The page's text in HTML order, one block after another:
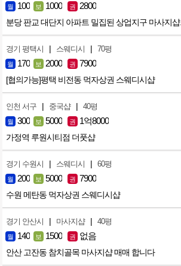
월 100 보 1000 권 2800
분당 판교 대단지 아파트 밀집된 상업지구 마사지샵.
경기 평택시 | 스웨디시 | 70평
월 170 보 2000 권 7900
[협의가능]평택 비전동 먹자상권 스웨디시샵
인천 서구 | 중국샵 | 40평
월 300 보 5000 권 1억8000
가정역 루원시티점 더풋샵
경기 수원시 | 스웨디시 | 60평
월 200 보 5000 권 7900
수원 메탄동 먹자상권 스웨디시샵
경기 안산시 | 마사지샵 | 40평
월 140 보 1500 권 없음
안산 고잔동 참치골목 마사지샵 매매 합니다